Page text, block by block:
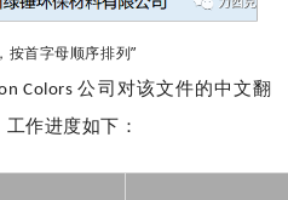
按首字母顺序排列”
Colors公司对该文件的中文翻
作进度如下：